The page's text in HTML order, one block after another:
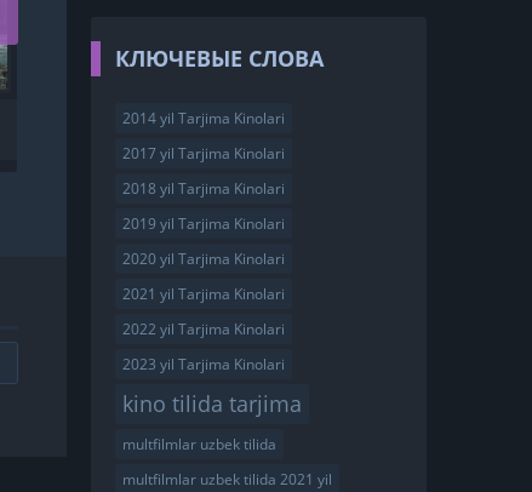
TARA RAM PAM / XAMMASI
TILIDA
КЛЮЧЕВЫЕ СЛОВА
2014 yil Tarjima Kinolari
2017 yil Tarjima Kinolari
2018 yil Tarjima Kinolari
2019 yil Tarjima Kinolari
2020 yil Tarjima Kinolari
2021 yil Tarjima Kinolari
2022 yil Tarjima Kinolari
2023 yil Tarjima Kinolari
kino tilida tarjima
multfilmlar uzbek tilida
multfilmlar uzbek tilida 2021 yil